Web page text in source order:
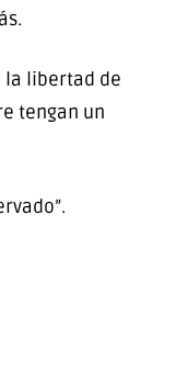
la libertad de
tengan un